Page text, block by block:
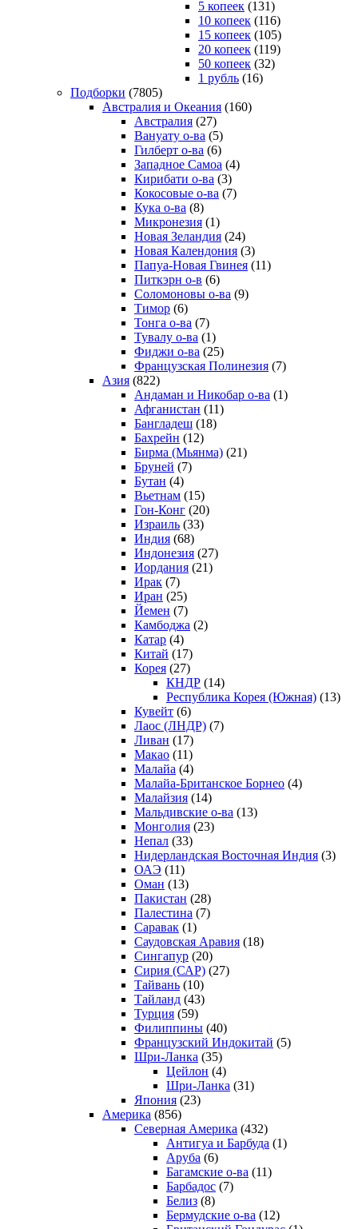
5 копеек (131)
10 копеек (116)
15 копеек (105)
20 копеек (119)
50 копеек (32)
1 рубль (16)
Подборки (7805)
Австралия и Океания (160)
Австралия (27)
Вануату о-ва (5)
Гилберт о-ва (6)
Западное Самоа (4)
Кирибати о-ва (3)
Кокосовые о-ва (7)
Кука о-ва (8)
Микронезия (1)
Новая Зеландия (24)
Новая Календония (3)
Папуа-Новая Гвинея (11)
Питкэрн о-в (6)
Соломоновы о-ва (9)
Тимор (6)
Тонга о-ва (7)
Тувалу о-ва (1)
Фиджи о-ва (25)
Французская Полинезия (7)
Азия (822)
Андаман и Никобар о-ва (1)
Афганистан (11)
Бангладеш (18)
Бахрейн (12)
Бирма (Мьянма) (21)
Бруней (7)
Бутан (4)
Вьетнам (15)
Гон-Конг (20)
Израиль (33)
Индия (68)
Индонезия (27)
Иордания (21)
Ирак (7)
Иран (25)
Йемен (7)
Камбоджа (2)
Катар (4)
Китай (17)
Корея (27)
КНДР (14)
Республика Корея (Южная) (13)
Кувейт (6)
Лаос (ЛНДР) (7)
Ливан (17)
Макао (11)
Малайа (4)
Малайа-Британское Борнео (4)
Малайзия (14)
Мальдивские о-ва (13)
Монголия (23)
Непал (33)
Нидерландская Восточная Индия (3)
ОАЭ (11)
Оман (13)
Пакистан (28)
Палестина (7)
Саравак (1)
Саудовская Аравия (18)
Сингапур (20)
Сирия (САР) (27)
Тайвань (10)
Тайланд (43)
Турция (59)
Филиппины (40)
Французский Индокитай (5)
Шри-Ланка (35)
Цейлон (4)
Шри-Ланка (31)
Япония (23)
Америка (856)
Северная Америка (432)
Антигуа и Барбуда (1)
Аруба (6)
Багамские о-ва (11)
Барбадос (7)
Белиз (8)
Бермудские о-ва (12)